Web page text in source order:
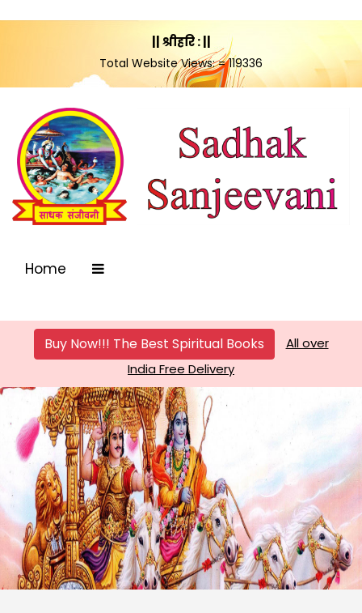
|| श्रीहरि : ||
Total Website Views: = 119336
Home
Buy Now!!! The Best Spiritual Books
All over
India Free Delivery